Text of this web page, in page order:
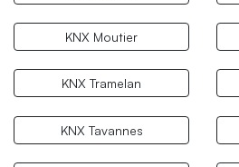
KNX Moutier
KNX Tramelan
KNX Tavannes